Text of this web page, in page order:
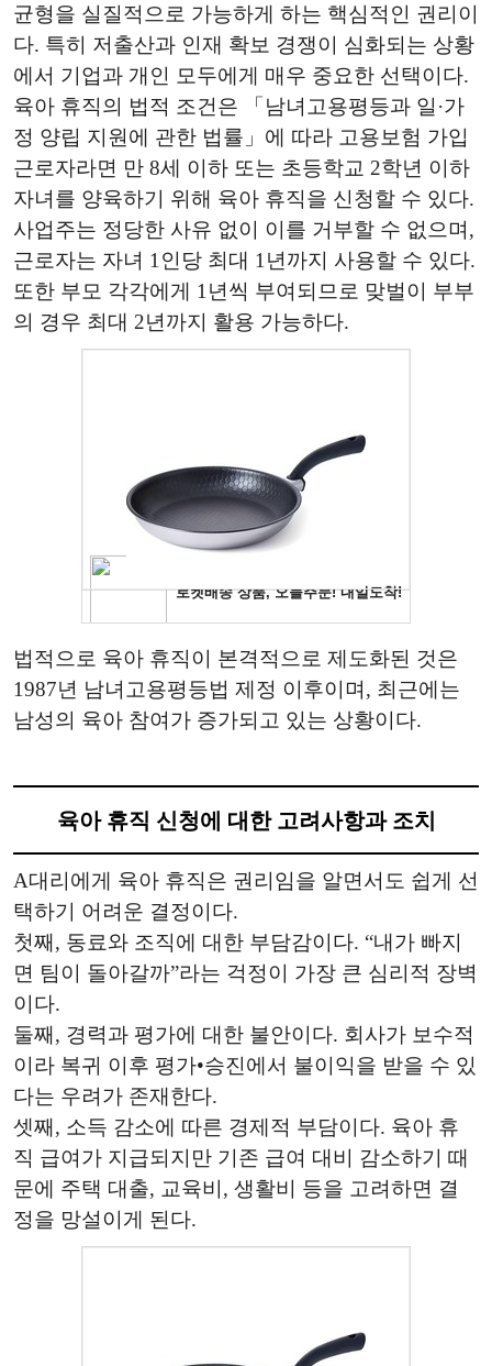
균형을 실질적으로 가능하게 하는 핵심적인 권리이
다. 특히 저출산과 인재 확보 경쟁이 심화되는 상황
에서 기업과 개인 모두에게 매우 중요한 선택이다.
육아 휴직의 법적 조건은 「남녀고용평등과 일·가
정 양립 지원에 관한 법률」에 따라 고용보험 가입
근로자라면 만 8세 이하 또는 초등학교 2학년 이하
자녀를 양육하기 위해 육아 휴직을 신청할 수 있다.
사업주는 정당한 사유 없이 이를 거부할 수 없으며,
근로자는 자녀 1인당 최대 1년까지 사용할 수 있다.
또한 부모 각각에게 1년씩 부여되므로 맞벌이 부부
의 경우 최대 2년까지 활용 가능하다.
법적으로 육아 휴직이 본격적으로 제도화된 것은
1987년 남녀고용평등법 제정 이후이며, 최근에는
남성의 육아 참여가 증가되고 있는 상황이다.
육아 휴직 신청에 대한 고려사항과 조치
A대리에게 육아 휴직은 권리임을 알면서도 쉽게 선
택하기 어려운 결정이다.
첫째, 동료와 조직에 대한 부담감이다. “내가 빠지
면 팀이 돌아갈까”라는 걱정이 가장 큰 심리적 장벽
이다.
둘째, 경력과 평가에 대한 불안이다. 회사가 보수적
이라 복귀 이후 평가•승진에서 불이익을 받을 수 있
다는 우려가 존재한다.
셋째, 소득 감소에 따른 경제적 부담이다. 육아 휴
직 급여가 지급되지만 기존 급여 대비 감소하기 때
문에 주택 대출, 교육비, 생활비 등을 고려하면 결
정을 망설이게 된다.